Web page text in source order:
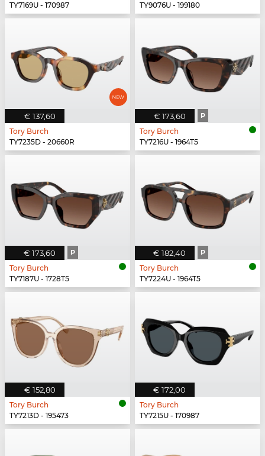
TY7169U - 170987
TY9076U - 199180
€ 137,60
Tory Burch
TY7235D - 20660R
€ 173,60 P
Tory Burch
TY7216U - 1964T5
€ 173,60 P
Tory Burch
TY7187U - 1728T5
€ 182,40 P
Tory Burch
TY7224U - 1964T5
€ 152,80
Tory Burch
TY7213D - 195473
€ 172,00
Tory Burch
TY7215U - 170987